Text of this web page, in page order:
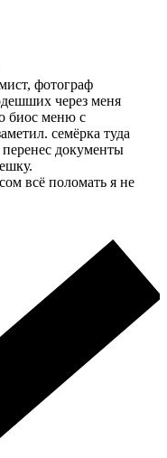
фотограф
через меня
биос меню с
семёрка туда
документы
всё поломать я не